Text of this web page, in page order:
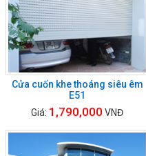
Cửa cuốn khe thoáng siêu êm
E51
Giá: 1,790,000 VNĐ